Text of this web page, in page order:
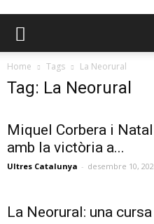
Home Tags La Neorural
Tag: La Neorural
Miquel Corbera i
amb la victòria a...
Ultres Catalunya - desembre 10,
La Neorural: una cursa